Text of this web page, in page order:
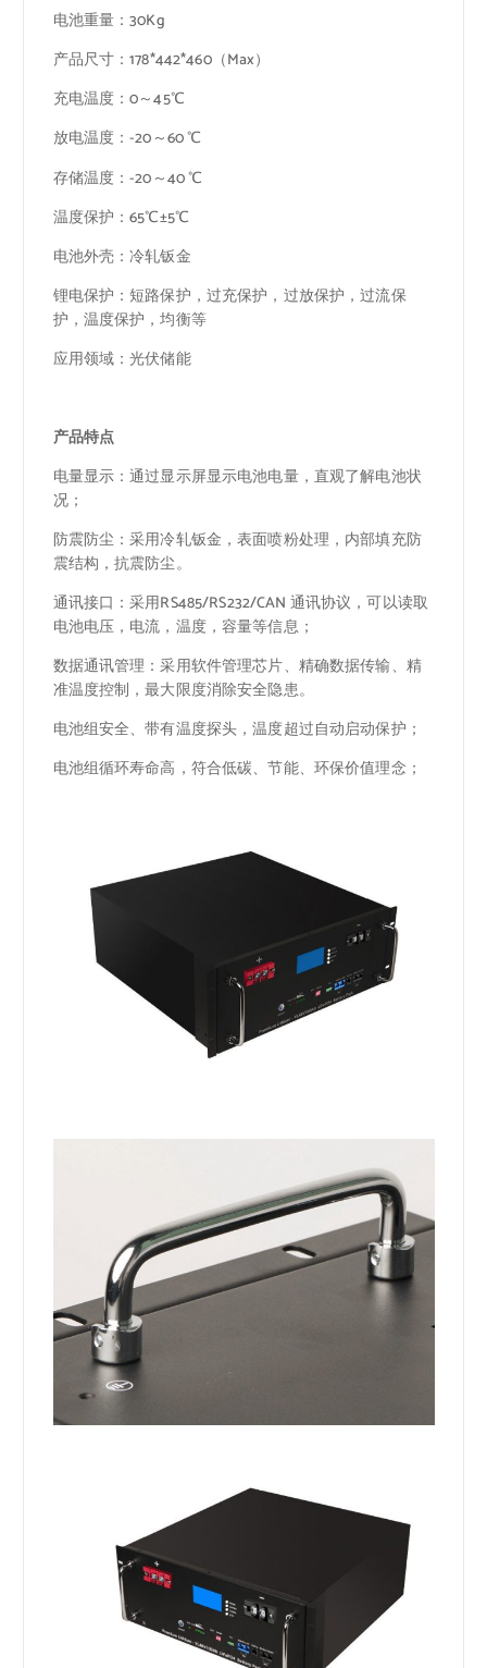
电池重量：30Kg
产品尺寸：178*442*460（Max）
充电温度：0～45℃
放电温度：-20～60 ℃
存储温度：-20～40 ℃
温度保护：65℃±5℃
电池外壳：冷轧钣金
锂电保护：短路保护，过充保护，过放保护，过流保
护，温度保护，均衡等
应用领域：光伏储能
产品特点
电量显示：通过显示屏显示电池电量，直观了解电池状
况；
防震防尘：采用冷轧钣金，表面喷粉处理，内部填充防
震结构，抗震防尘。
通讯接口：采用RS485/RS232/CAN 通讯协议，可以读取
电池电压，电流，温度，容量等信息；
数据通讯管理：采用软件管理芯片、精确数据传输、精
准温度控制，最大限度消除安全隐患。
电池组安全、带有温度探头，温度超过自动启动保护；
电池组循环寿命高，符合低碳、节能、环保价值理念；